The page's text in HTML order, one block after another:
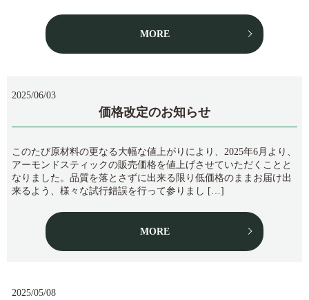
MORE
2025/06/03
価格改定のお知らせ
このたび原材料の更なる大幅な値上がりにより、2025年6月より、
アーモンドスティックの販売価格を値上げさせていただくことと
なりました。品質を落とさずに出来る限り低価格のままお届け出
来るよう、様々な試行錯誤を行って参りまし […]
MORE
2025/05/08